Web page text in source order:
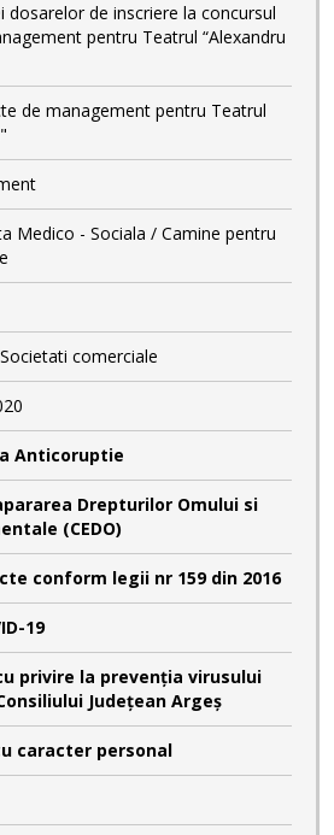
dosarelor de inscriere la concursul
pentru Teatrul “Alexandru
de management pentru Teatrul
Medico - Sociala / Camine pentru
comerciale
Anticoruptie
Drepturilor Omului si
(CEDO)
conform legii nr 159 din 2016
19
privire la prevenția virusului
Județean Argeș
caracter personal